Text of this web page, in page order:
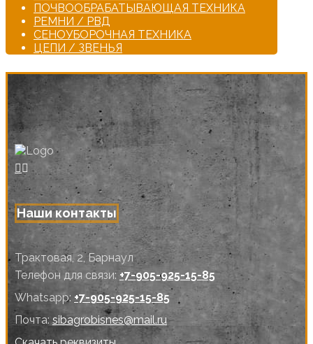
ПОЧВООБРАБАТЫВАЮЩАЯ ТЕХНИКА
РЕМНИ / РВД
СЕНОУБОРОЧНАЯ ТЕХНИКА
ЦЕПИ / ЗВЕНЬЯ
Наши контакты
Трактовая, 2, Барнаул
Телефон для связи: +7-905-925-15-85
Whatsapp: +7-905-925-15-85
Почта:sibagrobisnes@mail.ru